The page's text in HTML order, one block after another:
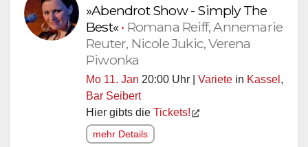
»Abendrot Show - Simply The
Best«• Romana Reiff, Annemarie
Reuter, Nicole Jukic, Verena
Piwonka
Mo 11. Jan 20:00 Uhr | Variete in Kassel ,
Bar Seibert
Hier gibts die Tickets!
mehr Details